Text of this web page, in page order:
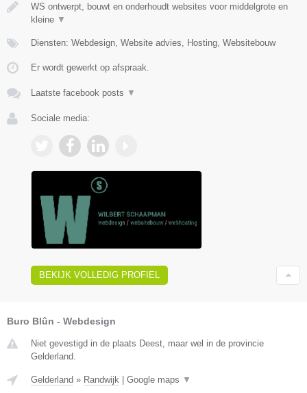
WS ontwerpt, bouwt en onderhoudt websites voor middelgrote en
kleine ▼
Diensten: Webdesign, Website advies, Hosting, Websitebouw
Er wordt gewerkt op afspraak.
Laatste facebook posts ▼
Sociale media:
BEKIJK VOLLEDIG PROFIEL
Buro Blûn - Webdesign
Niet gevestigd in de plaats Deest, maar wel in de provincie
Gelderland.
Gelderland » Randwijk Google maps ▼